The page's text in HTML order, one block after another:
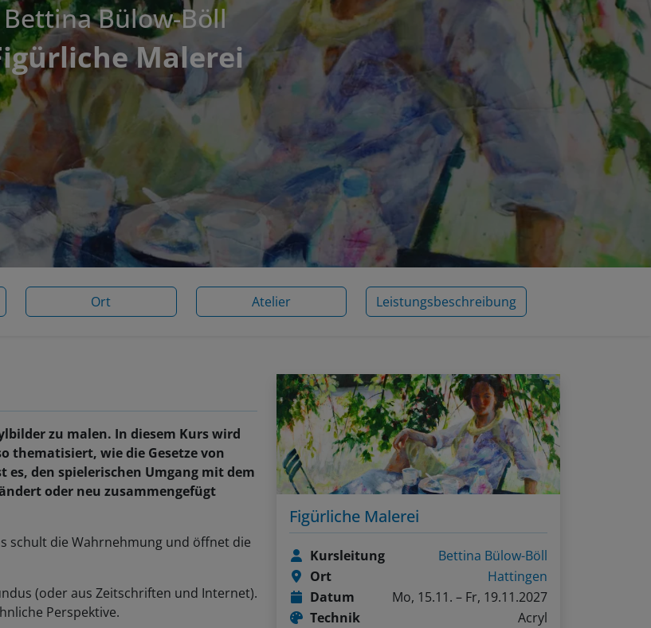
Bettina Bülow-Böll
Malerei
Ort Atelier Leistungsbeschreibung
zu malen. In diesem Kurs wird
thematisiert, wie die Gesetze von
es, den spielerischen Umgang mit dem
oder neu zusammengefügt
schult die Wahrnehmung und öffnet die
(oder aus Zeitschriften und Internet).
Perspektive.
Figürliche Malerei
Kursleitung
Bettina Bülow-Böll
Ort
Hattingen
Datum
Mo, 15.11. – Fr, 19.11.2027
Technik
Acryl